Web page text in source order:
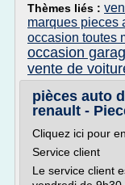
Thèmes liés :
marques pieces
occasion toutes
occasion
vente de
pièces auto
renault -
Cliquez ici pour
Service client
Le service client